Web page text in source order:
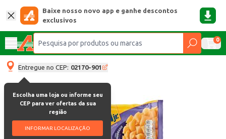
Baixe nosso novo app e ganhe descontos
exclusivos
0
Entregue no CEP: 02170-901
Escolha uma loja ou informe seu
CEP para ver ofertas da sua
região
INFORMAR LOCALIZAÇÃO